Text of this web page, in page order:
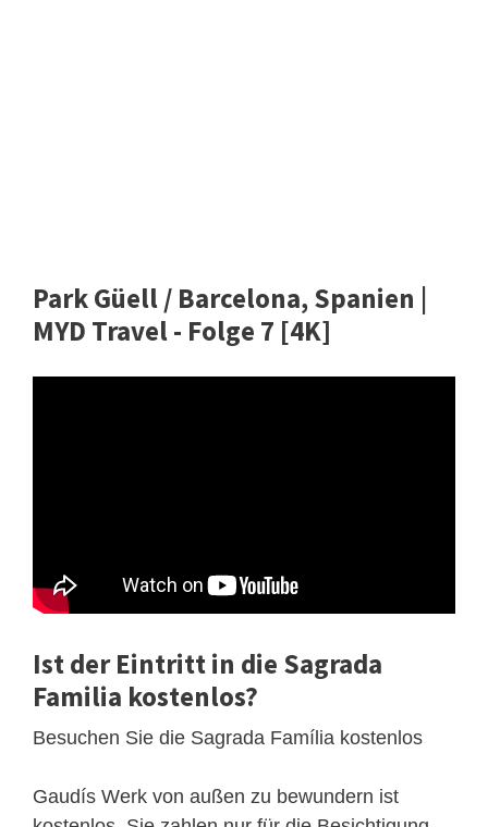
Park Güell / Barcelona, Spanien |
MYD Travel - Folge 7 [4K]
Ist der Eintritt in die Sagrada
Familia kostenlos?
Besuchen Sie die Sagrada Família kostenlos
Gaudís Werk von außen zu bewundern ist